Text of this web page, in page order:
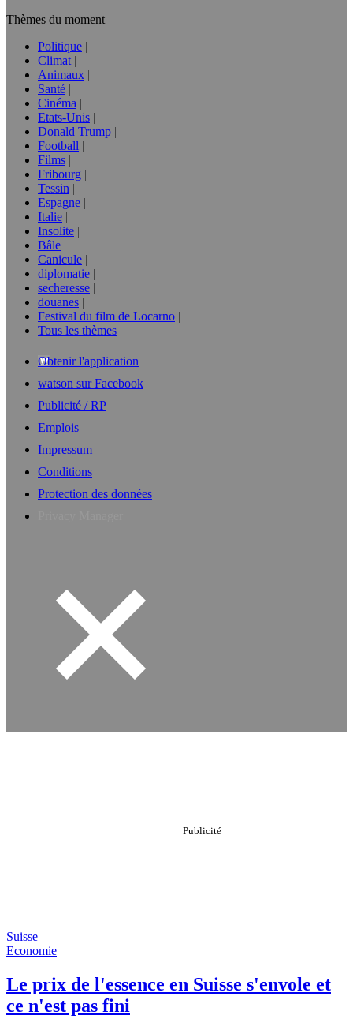
Thèmes du moment
Politique
Climat
Animaux
Santé
Cinéma
Etats-Unis
Donald Trump
Football
Films
Fribourg
Tessin
Espagne
Italie
Insolite
Bâle
Canicule
diplomatie
secheresse
douanes
Festival du film de Locarno
Tous les thèmes
Obtenir l'application
watson sur Facebook
Publicité / RP
Emplois
Impressum
Conditions
Protection des données
Suisse
Economie
Le prix de l'essence en Suisse s'envole et
ce n'est pas fini